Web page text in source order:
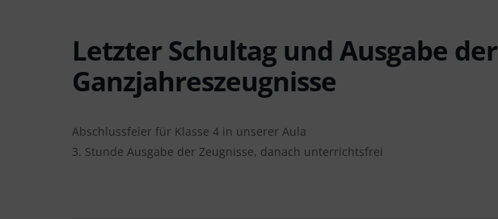
Letzter Schultag und Ausgabe der
Ganzjahreszeugnisse
Abschlussfeier für Klasse 4 in unserer Aula
3. Stunde Ausgabe der Zeugnisse, danach unterrichtsfrei